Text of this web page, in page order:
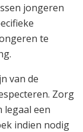
jongeren
te
van de
Zorg
legaal een
indien nodig